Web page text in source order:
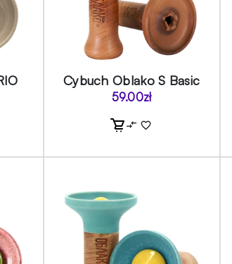
Cybuch Oblako S Basic
59.00zł